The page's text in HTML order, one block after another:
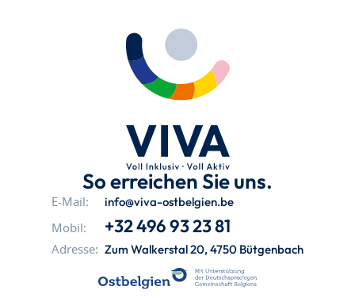
So erreichen Sie uns.
E-Mail: info@viva-ostbelgien.be
Mobil: +32 496 93 23 81
Adresse: Zum Walkerstal 20, 4750 Bütgenbach